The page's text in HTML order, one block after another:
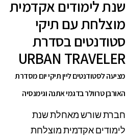
שנת לימודים אקדמית
מוצלחת עם תיקי
סטודנטים בסדרת
URBAN TRAVELER
מציעה לסטודנטים ליין תיקי יום מסדרת
האורבן טרוולר בדגמי אתנה וגימנסיה
חברת שורש מאחלת שנת
לימודים אקדמית מוצלחת